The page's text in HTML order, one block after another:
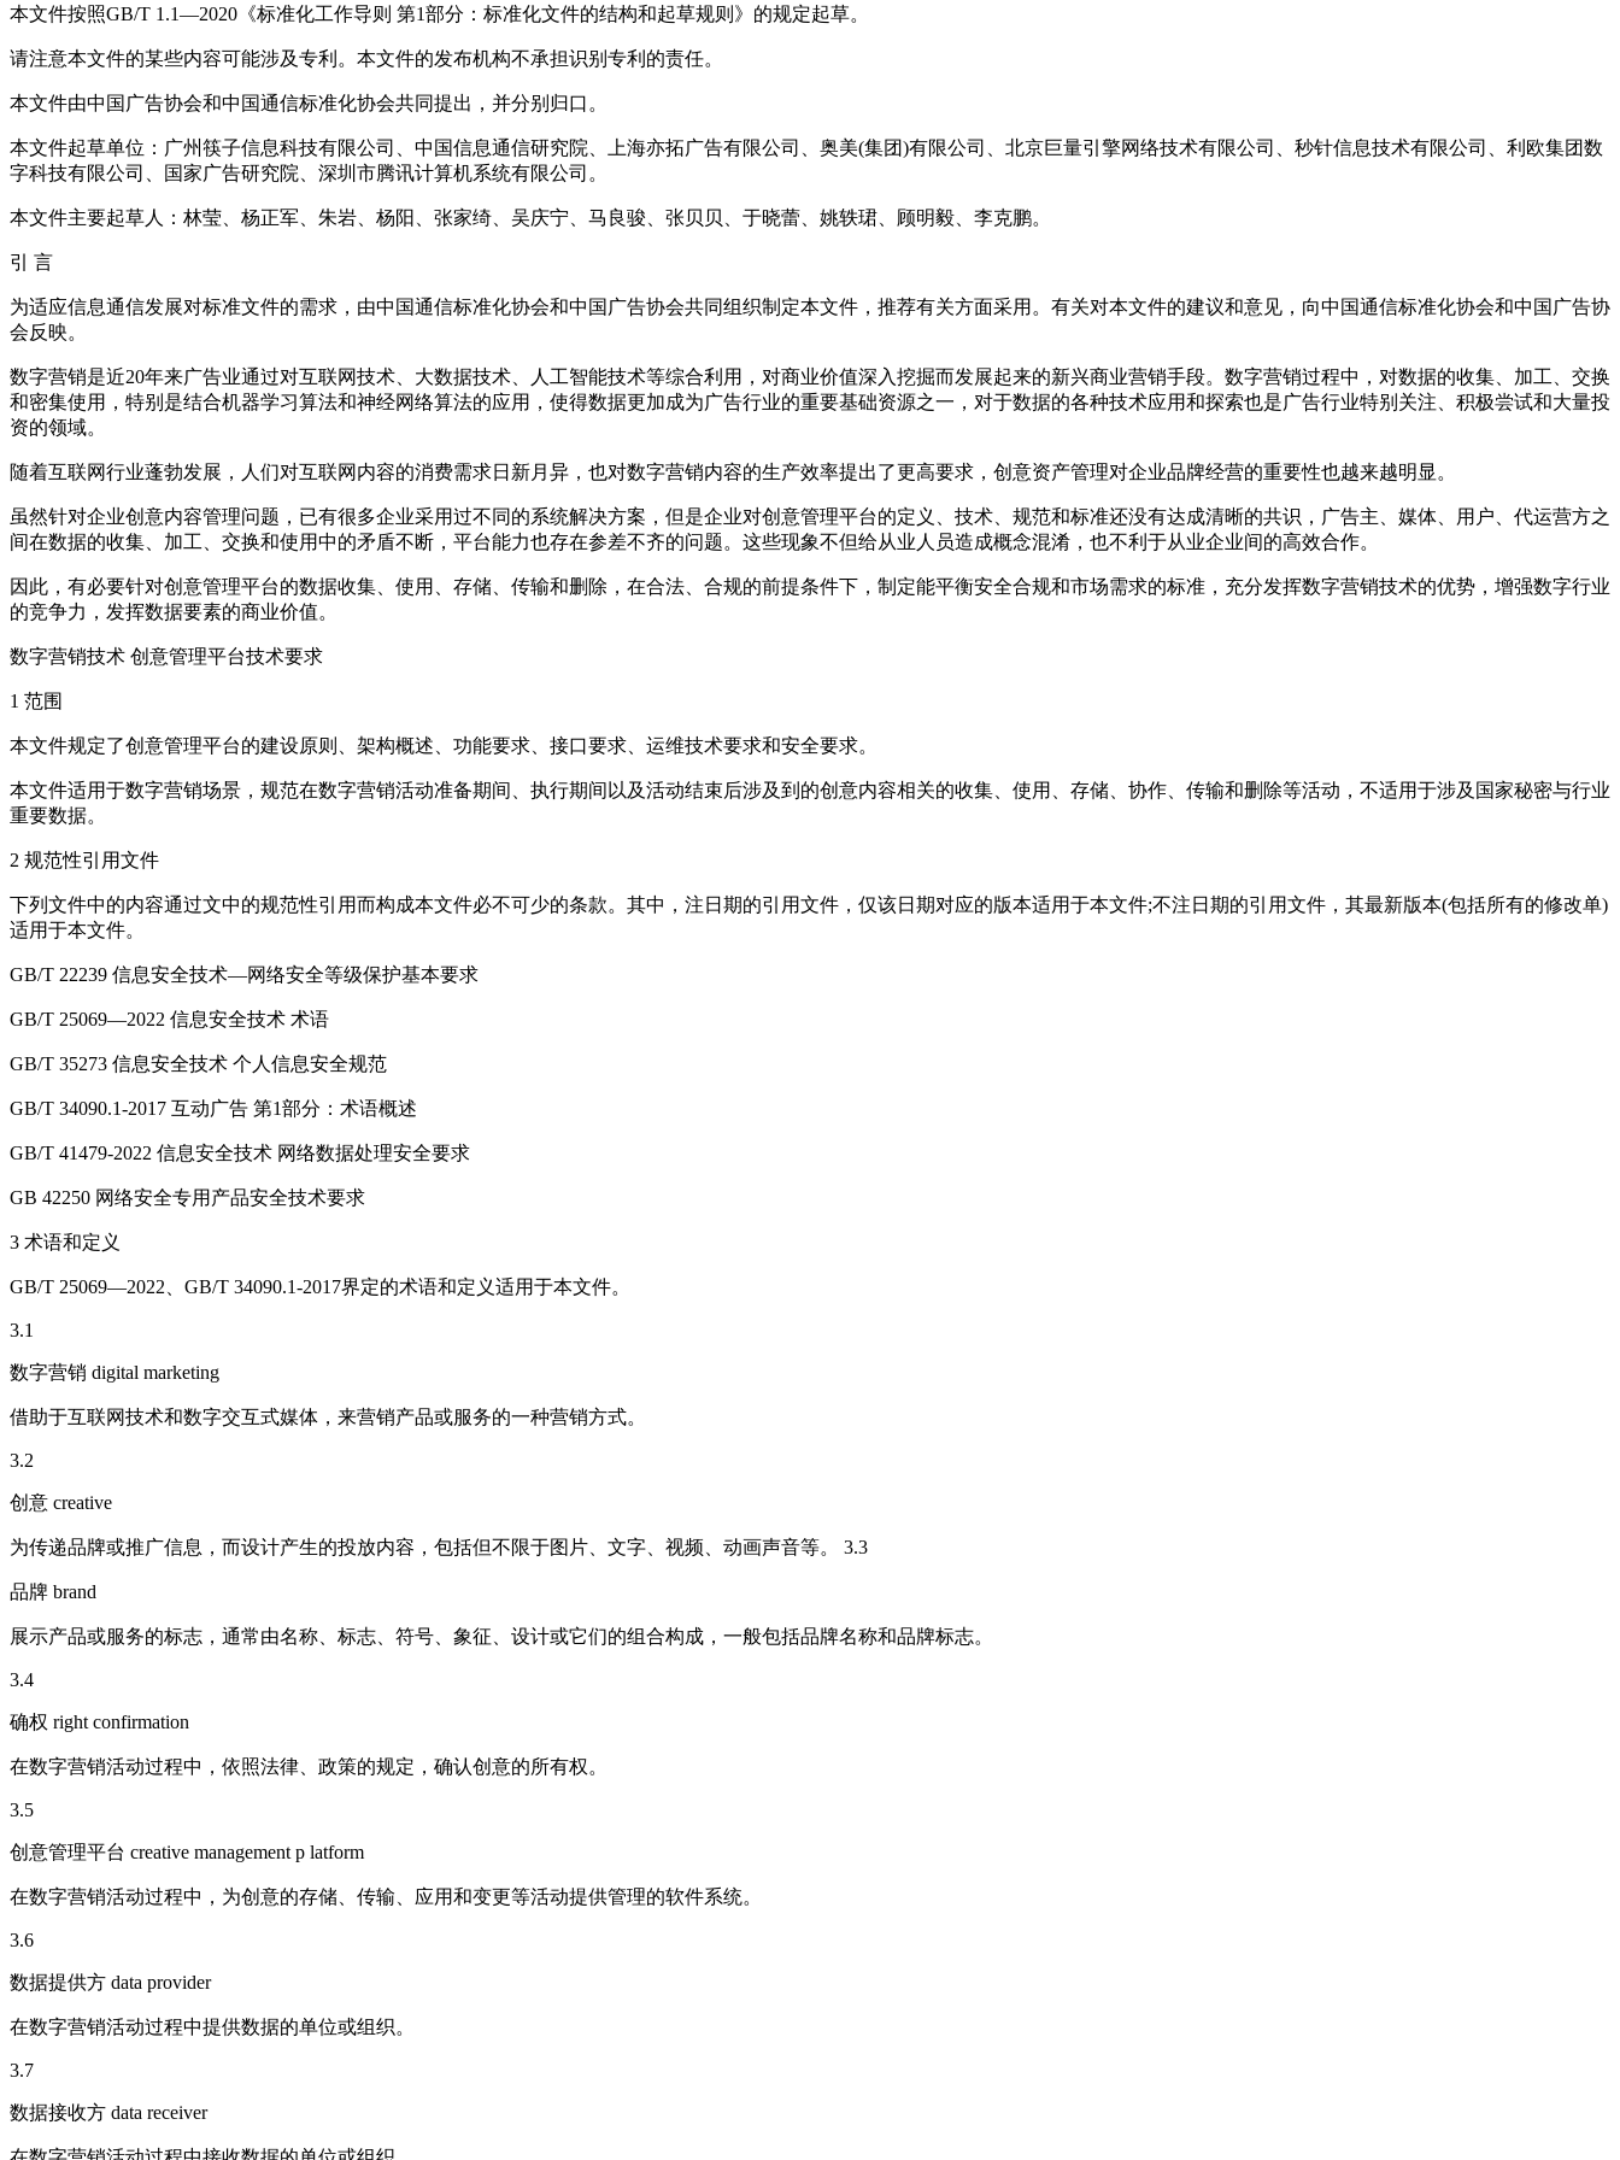
本文件按照GB/T 1.1—2020《标准化工作导则 第1部分：标准化文件的结构和起草规则》的规定起草。
请注意本文件的某些内容可能涉及专利。本文件的发布机构不承担识别专利的责任。
本文件由中国广告协会和中国通信标准化协会共同提出，并分别归口。
本文件起草单位：广州筷子信息科技有限公司、中国信息通信研究院、上海亦拓广告有限公司、奥美(集团)有限公司、北京巨量引擎网络技术有限公司、秒针信息技术有限公司、利欧集团数
字科技有限公司、国家广告研究院、深圳市腾讯计算机系统有限公司。
本文件主要起草人：林莹、杨正军、朱岩、杨阳、张家绮、吴庆宁、马良骏、张贝贝、于晓蕾、姚轶珺、顾明毅、李克鹏。
引 言
为适应信息通信发展对标准文件的需求，由中国通信标准化协会和中国广告协会共同组织制定本文件，推荐有关方面采用。有关对本文件的建议和意见，向中国通信标准化协会和中国广告协
会反映。
数字营销是近20年来广告业通过对互联网技术、大数据技术、人工智能技术等综合利用，对商业价值深入挖掘而发展起来的新兴商业营销手段。数字营销过程中，对数据的收集、加工、交换
和密集使用，特别是结合机器学习算法和神经网络算法的应用，使得数据更加成为广告行业的重要基础资源之一，对于数据的各种技术应用和探索也是广告行业特别关注、积极尝试和大量投
资的领域。
随着互联网行业蓬勃发展，人们对互联网内容的消费需求日新月异，也对数字营销内容的生产效率提出了更高要求，创意资产管理对企业品牌经营的重要性也越来越明显。
虽然针对企业创意内容管理问题，已有很多企业采用过不同的系统解决方案，但是企业对创意管理平台的定义、技术、规范和标准还没有达成清晰的共识，广告主、媒体、用户、代运营方之
间在数据的收集、加工、交换和使用中的矛盾不断，平台能力也存在参差不齐的问题。这些现象不但给从业人员造成概念混淆，也不利于从业企业间的高效合作。
因此，有必要针对创意管理平台的数据收集、使用、存储、传输和删除，在合法、合规的前提条件下，制定能平衡安全合规和市场需求的标准，充分发挥数字营销技术的优势，增强数字行业
的竞争力，发挥数据要素的商业价值。
数字营销技术 创意管理平台技术要求
1 范围
本文件规定了创意管理平台的建设原则、架构概述、功能要求、接口要求、运维技术要求和安全要求。
本文件适用于数字营销场景，规范在数字营销活动准备期间、执行期间以及活动结束后涉及到的创意内容相关的收集、使用、存储、协作、传输和删除等活动，不适用于涉及国家秘密与行业
重要数据。
2 规范性引用文件
下列文件中的内容通过文中的规范性引用而构成本文件必不可少的条款。其中，注日期的引用文件，仅该日期对应的版本适用于本文件;不注日期的引用文件，其最新版本(包括所有的修改单)
适用于本文件。
GB/T 22239 信息安全技术—网络安全等级保护基本要求
GB/T 25069—2022 信息安全技术 术语
GB/T 35273 信息安全技术 个人信息安全规范
GB/T 34090.1-2017 互动广告 第1部分：术语概述
GB/T 41479-2022 信息安全技术 网络数据处理安全要求
GB 42250 网络安全专用产品安全技术要求
3 术语和定义
GB/T 25069—2022、GB/T 34090.1-2017界定的术语和定义适用于本文件。
3.1
数字营销 digital marketing
借助于互联网技术和数字交互式媒体，来营销产品或服务的一种营销方式。
3.2
创意 creative
为传递品牌或推广信息，而设计产生的投放内容，包括但不限于图片、文字、视频、动画声音等。 3.3
品牌 brand
展示产品或服务的标志，通常由名称、标志、符号、象征、设计或它们的组合构成，一般包括品牌名称和品牌标志。
3.4
确权 right confirmation
在数字营销活动过程中，依照法律、政策的规定，确认创意的所有权。
3.5
创意管理平台 creative management p latform
在数字营销活动过程中，为创意的存储、传输、应用和变更等活动提供管理的软件系统。
3.6
数据提供方 data provider
在数字营销活动过程中提供数据的单位或组织。
3.7
数据接收方 data receiver